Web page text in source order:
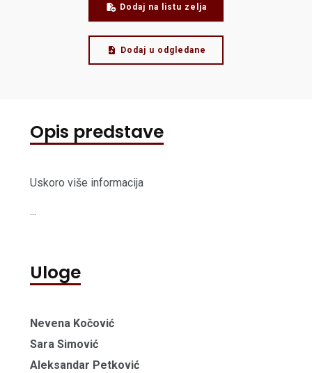
Dodaj na listu zelja
Dodaj u odgledane
Opis predstave
Uskoro više informacija
...
Uloge
Nevena Kočović
Sara Simović
Aleksandar Petković